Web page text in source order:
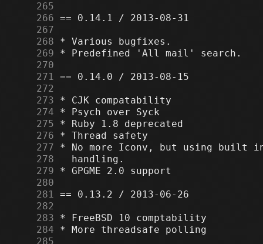
    265
    266
    267
    268
    269
    270
    271
    272
    273
    274
    275
    276
    277
    278
    279
    280
    281
    282
    283
    284
    285